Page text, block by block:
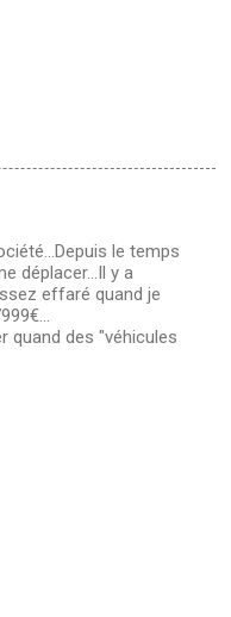
le temps
déplacer...Il y a
effaré quand je
quand des "véhicules